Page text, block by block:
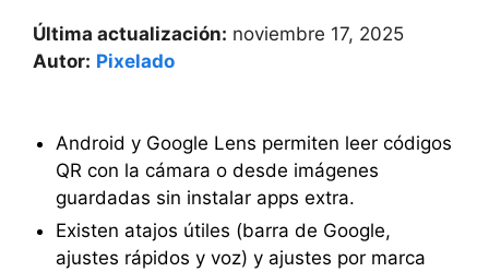
Última actualización: noviembre 17, 2025
Autor: Pixelado
Android y Google Lens permiten leer códigos
QR con la cámara o desde imágenes
guardadas sin instalar apps extra.
Existen atajos útiles (barra de Google,
ajustes rápidos y voz) y ajustes por marca